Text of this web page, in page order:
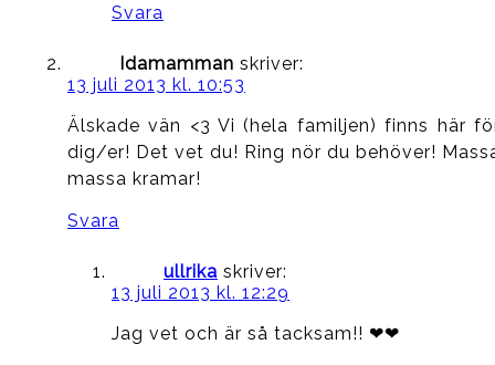
Svara
Idamamman skriver:
13 juli 2013 kl. 10:53
Älskade vän <3 Vi (hela familjen) finns här
dig/er! Det vet du! Ring nör du behöver!
massa kramar!
Svara
ullrika skriver:
13 juli 2013 kl. 12:29
Jag vet och är så tacksam!! ❤❤